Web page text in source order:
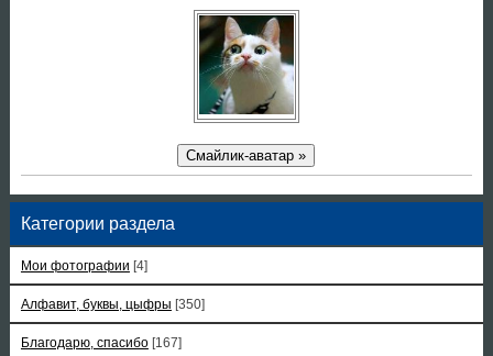
Смайлик-аватар »
Категории раздела
Мои фотографии [4]
Алфавит, буквы, цыфры [350]
Благодарю, спасибо [167]